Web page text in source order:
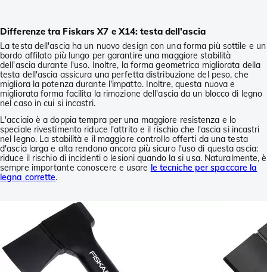
Differenze tra Fiskars X7 e X14: testa dell'ascia
La testa dell'ascia ha un nuovo design con una forma più sottile e un
bordo affilato più lungo per garantire una maggiore stabilità
dell'ascia durante l'uso. Inoltre, la forma geometrica migliorata della
testa dell'ascia assicura una perfetta distribuzione del peso, che
migliora la potenza durante l'impatto. Inoltre, questa nuova e
migliorata forma facilita la rimozione dell'ascia da un blocco di legno
nel caso in cui si incastri.
L'acciaio è a doppia tempra per una maggiore resistenza e lo
speciale rivestimento riduce l'attrito e il rischio che l'ascia si incastri
nel legno. La stabilità e il maggiore controllo offerti da una testa
d'ascia larga e alta rendono ancora più sicuro l'uso di questa ascia:
riduce il rischio di incidenti o lesioni quando la si usa. Naturalmente, è
sempre importante conoscere e usare le tecniche per spaccare la
legna corrette.